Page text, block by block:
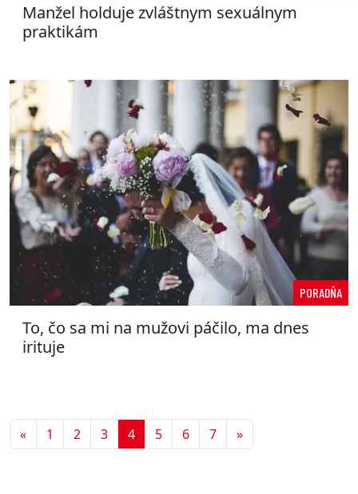
Manžel holduje zvláštnym sexuálnym
praktikám
PORADŇA
To, čo sa mi na mužovi páčilo, ma dnes
irituje
«Predchádzajúca
1 2 3 4 5 6 7 »Ďalšia